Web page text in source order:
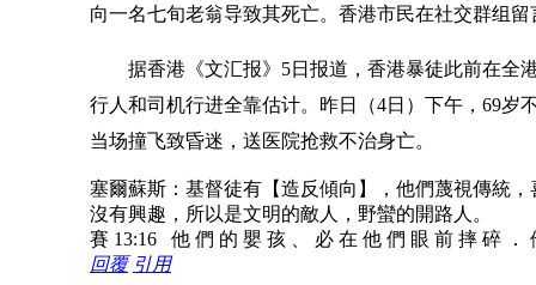
向一名七旬老翁导致其死亡。香港市民在社交群组
据香港《文汇报》5日报道，香港暴徒此前在全
行人和司机行进全靠估计。昨日（4日）下午，69
当场撞飞致昏迷，送医院抢救不治身亡。
塞爾蘇斯：基督徒有【造反傾向】，他們蔑視傳統
沒有興趣，所以是文明的敵人，野蠻的開路人。
賽 13:16 他 們 的 嬰 孩 、 必 在 他 們 眼 前 摔 碎 ．
回覆 引用